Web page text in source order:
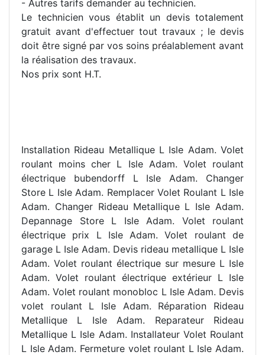
- Autres tarifs demander au technicien.
Le technicien vous établit un devis totalement
gratuit avant d'effectuer tout travaux ; le devis
doit être signé par vos soins préalablement avant
la réalisation des travaux.
Nos prix sont H.T.
Installation Rideau Metallique L Isle Adam. Volet
roulant moins cher L Isle Adam. Volet roulant
électrique bubendorff L Isle Adam. Changer
Store L Isle Adam. Remplacer Volet Roulant L Isle
Adam. Changer Rideau Metallique L Isle Adam.
Depannage Store L Isle Adam. Volet roulant
électrique prix L Isle Adam. Volet roulant de
garage L Isle Adam. Devis rideau metallique L Isle
Adam. Volet roulant électrique sur mesure L Isle
Adam. Volet roulant électrique extérieur L Isle
Adam. Volet roulant monobloc L Isle Adam. Devis
volet roulant L Isle Adam. Réparation Rideau
Metallique L Isle Adam. Reparateur Rideau
Metallique L Isle Adam. Installateur Volet Roulant
L Isle Adam. Fermeture volet roulant L Isle Adam.